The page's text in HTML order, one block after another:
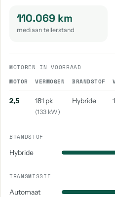
110.069 km
mediaan tellerstand
MOTOREN IN VOORRAAD
MOTOR
VERMOGEN BRANDSTOF
2,5 181 pk
(133 kW)
Hybride 1
BRANDSTOF
Hybride
TRANSMISSIE
Automaat